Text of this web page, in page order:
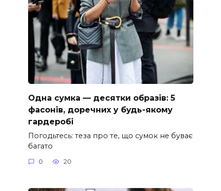
Одна сумка — десятки образів: 5
фасонів, доречних у будь-якому
гардеробі
Погодьтесь: теза про те, що сумок не буває
багато
0 20